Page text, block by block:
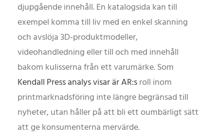
djupgående innehåll. En katalogsida kan till
exempel komma till liv med en enkel skanning
och avslöja 3D-produktmodeller,
videohandledning eller till och med innehåll
bakom kulisserna från ett varumärke. Som
Kendall Press analys visar är AR:sroll inom
printmarknadsföring inte längre begränsad till
nyheter, utan håller på att bli ett oumbärligt sätt
att ge konsumenterna mervärde.